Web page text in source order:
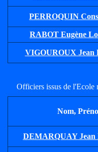
PERROQUIN
RABOT Eugène
VIGOUROUX Jean
Officiers issus de l'Ecole
Nom,
DEMARQUAY Jean